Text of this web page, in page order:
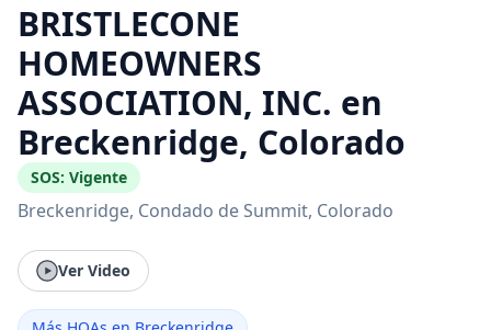
BRISTLECONE
HOMEOWNERS
ASSOCIATION, INC. en
Breckenridge, Colorado
SOS: Vigente
Breckenridge, Condado de Summit, Colorado
Ver Video